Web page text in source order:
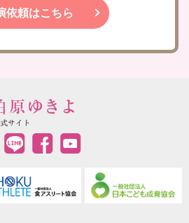
依頼はこちら